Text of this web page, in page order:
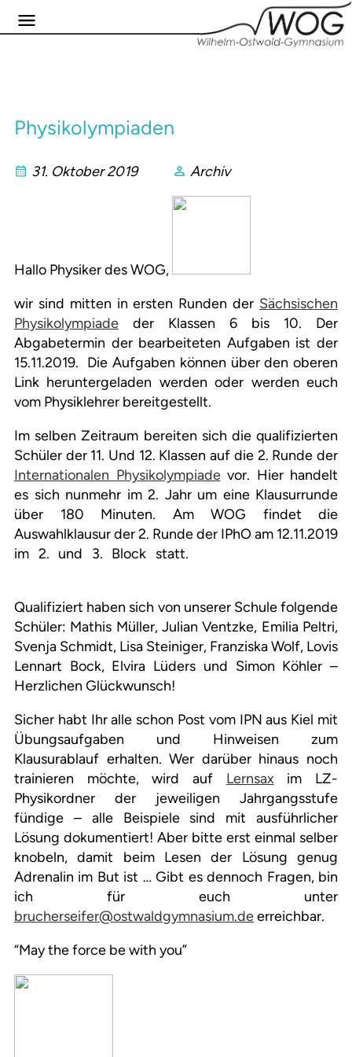
Physikolympiaden
31. Oktober 2019 Archiv
Hallo Physiker des WOG,
wir sind mitten in ersten Runden der Sächsischen
Physikolympiade der Klassen 6 bis 10. Der
Abgabetermin der bearbeiteten Aufgaben ist der
15.11.2019. Die Aufgaben können über den oberen
Link heruntergeladen werden oder werden euch
vom Physiklehrer bereitgestellt.
Im selben Zeitraum bereiten sich die qualifizierten
Schüler der 11. Und 12. Klassen auf die 2. Runde der
Internationalen Physikolympiadevor. Hier handelt
es sich nunmehr im 2. Jahr um eine Klausurrunde
über 180 Minuten. Am WOG findet die
Auswahlklausur der 2. Runde der IPhO am 12.11.2019
im 2. und 3. Block statt.
Qualifiziert haben sich von unserer Schule folgende
Schüler: Mathis Müller, Julian Ventzke, Emilia Peltri,
Svenja Schmidt, Lisa Steiniger, Franziska Wolf, Lovis
Lennart Bock, Elvira Lüders und Simon Köhler –
Herzlichen Glückwunsch!
Sicher habt Ihr alle schon Post vom IPN aus Kiel mit
Übungsaufgaben und Hinweisen zum
Klausurablauf erhalten. Wer darüber hinaus noch
trainieren möchte, wird auf Lernsax im LZ-
Physikordner der jeweiligen Jahrgangsstufe
fündige – alle Beispiele sind mit ausführlicher
Lösung dokumentiert! Aber bitte erst einmal selber
knobeln, damit beim Lesen der Lösung genug
Adrenalin im But ist … Gibt es dennoch Fragen, bin
ich für euch unter
brucherseifer@ostwaldgymnasium.deerreichbar.
“May the force be with you”